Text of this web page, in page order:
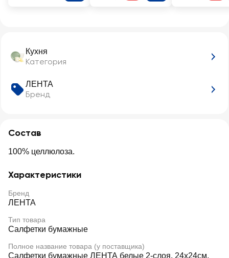
Кухня
Категория
ЛЕНТА
Бренд
Состав
100% целлюлоза.
Характеристики
Бренд
ЛЕНТА
Тип товара
Салфетки бумажные
Полное название товара (у поставщика)
Салфетки бумажные ЛЕНТА белые 2-слоя, 24х24см,